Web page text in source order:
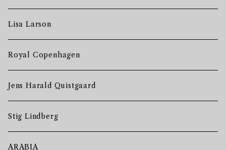
Lisa Larson
Royal Copenhagen
Jens Harald Quistgaard
Stig Lindberg
ARABIA